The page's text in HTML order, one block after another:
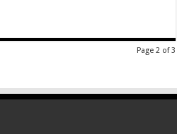
Page 2 of 3